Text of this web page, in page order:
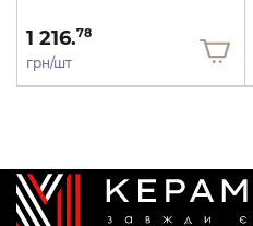
1 216.78
грн/шт